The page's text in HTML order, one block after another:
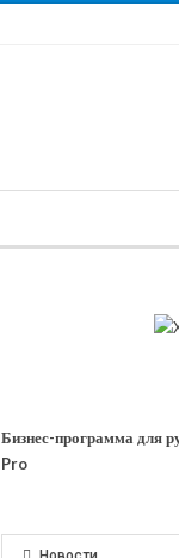
Бизнес-программа для
Pro